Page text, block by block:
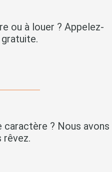
ou à louer ? Appelez-
caractère ? Nous avons
rêvez.